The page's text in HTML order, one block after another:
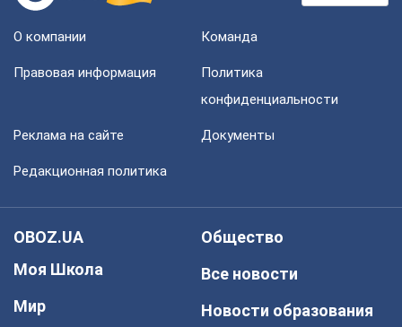
О компании Команда
Правовая информация
Политика
конфиденциальности
Реклама на сайте Документы
Редакционная политика
OBOZ.UA
Моя Школа
Мир
Общество
Все новости
Новости образования